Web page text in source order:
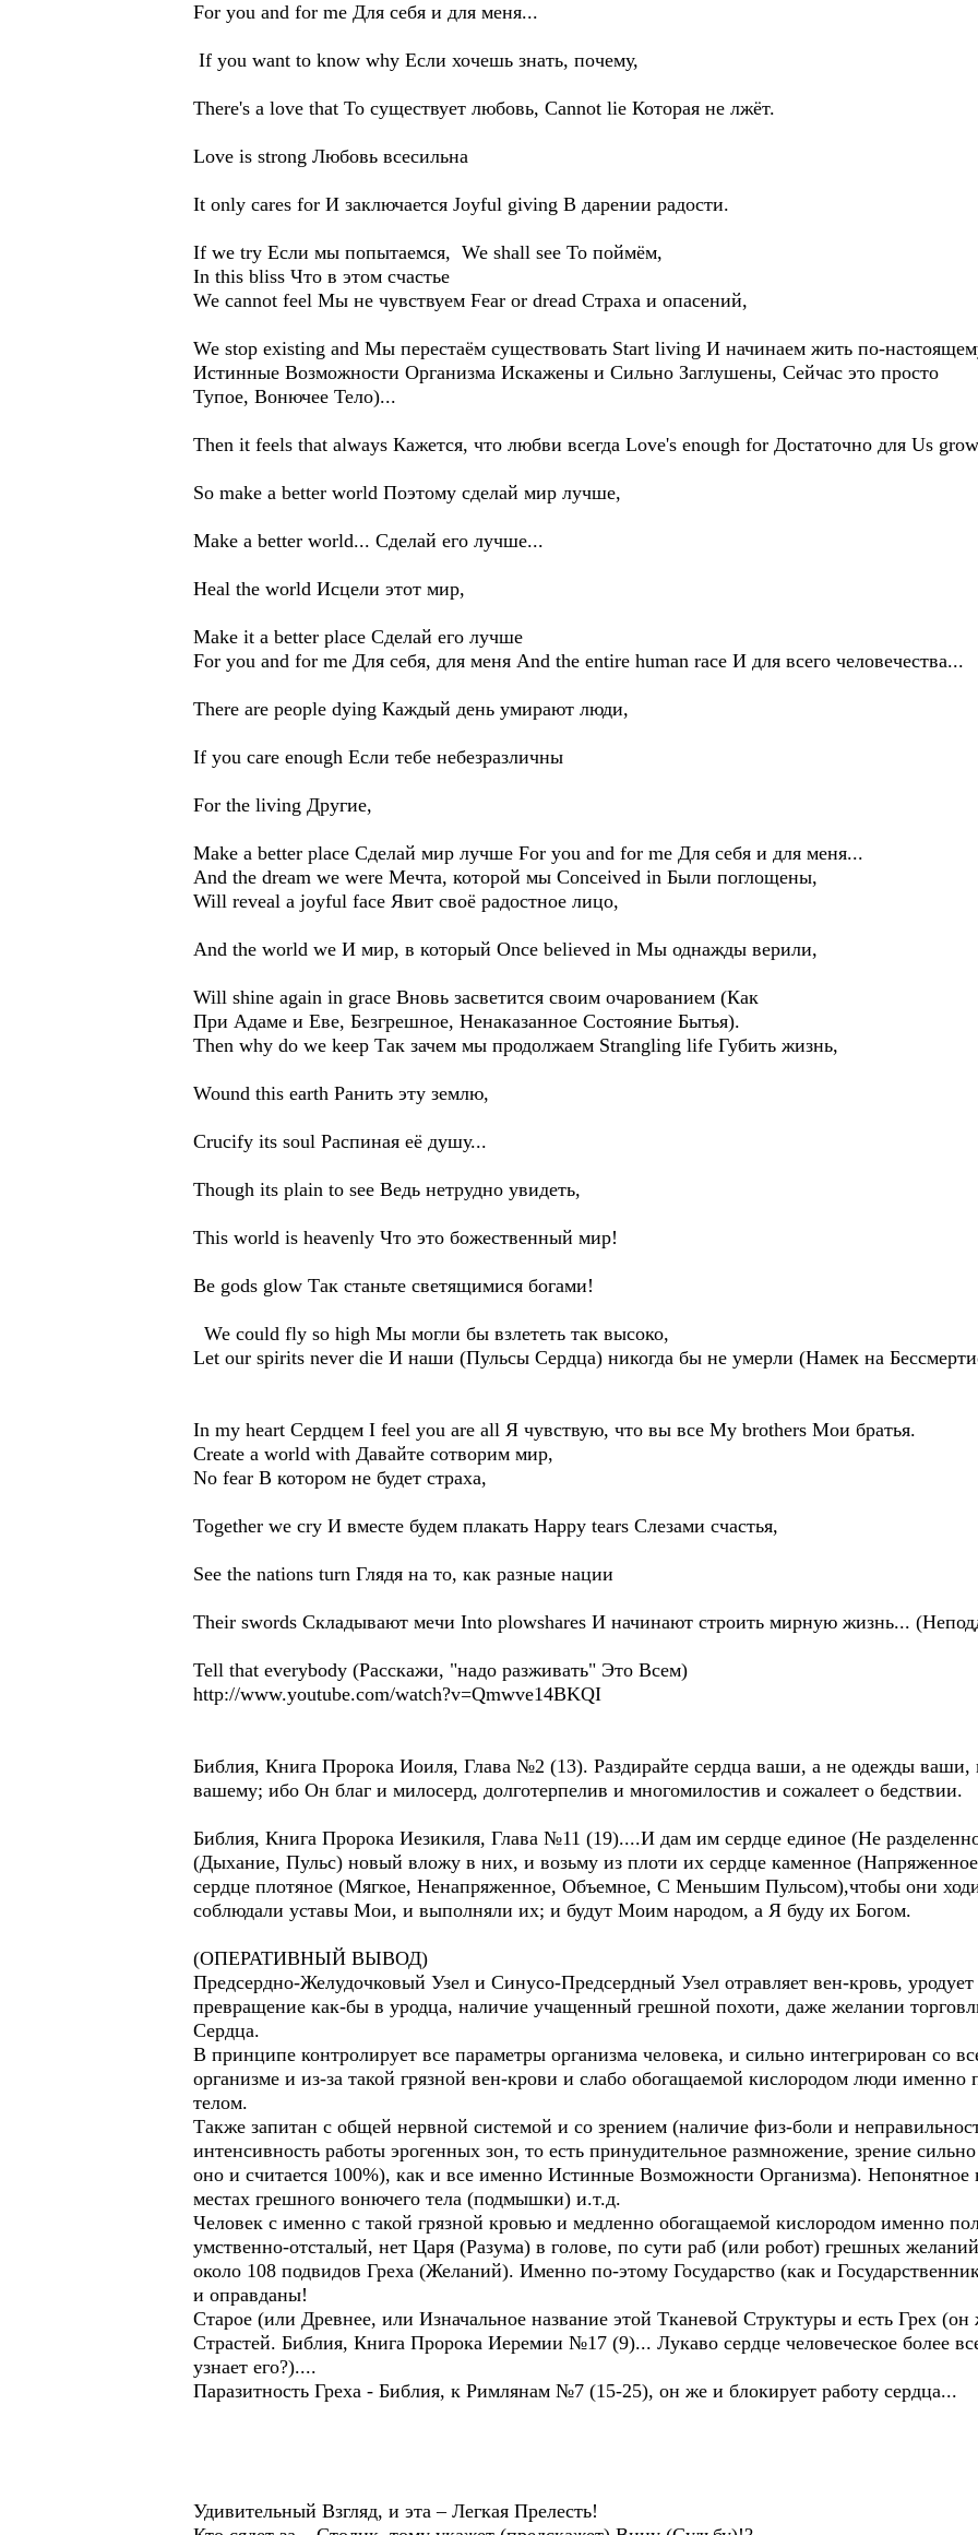
For you and for me Для себя и для меня...
If you want to know why Если хочешь знать, почему,
There's a love that То существует любовь, Cannot lie Которая не лжёт.
Love is strong Любовь всесильна
It only cares for И заключается Joyful giving В дарении радости.
If we try Если мы попытаемся, We shall see То поймём,
In this bliss Что в этом счастье
We cannot feel Мы не чувствуем Fear or dread Страха и опасений,
We stop existing and Мы перестаём существовать Start living И начинаем жить по-
Истинные Возможности Организма Искажены и Сильно Заглушены, Сейчас это просто
Тупое, Вонючее Тело)...
Then it feels that always Кажется, что любви всегда Love's enough for Достаточно для Us
So make a better world Поэтому сделай мир лучше,
Make a better world... Сделай его лучше...
Heal the world Исцели этот мир,
Make it a better place Сделай его лучше
For you and for me Для себя, для меня And the entire human race И для всего человечества...
There are people dying Каждый день умирают люди,
If you care enough Если тебе небезразличны
For the living Другие,
Make a better place Сделай мир лучше For you and for me Для себя и для меня...
And the dream we were Мечта, которой мы Conceived in Были поглощены,
Will reveal a joyful face Явит своё радостное лицо,
And the world we И мир, в который Once believed in Мы однажды верили,
Will shine again in grace Вновь засветится своим очарованием (Как
При Адаме и Еве, Безгрешное, Ненаказанное Состояние Бытья).
Then why do we keep Так зачем мы продолжаем Strangling life Губить жизнь,
Wound this earth Ранить эту землю,
Crucify its soul Распиная её душу...
Though its plain to see Ведь нетрудно увидеть,
This world is heavenly Что это божественный мир!
Be gods glow Так станьте светящимися богами!
We could fly so high Мы могли бы взлететь так высоко,
Let our spirits never die И наши (Пульсы Сердца) никогда бы не умерли (Намек на
In my heart Сердцем I feel you are all Я чувствую, что вы все My brothers Мои братья.
Create a world with Давайте сотворим мир,
No fear В котором не будет страха,
Together we cry И вместе будем плакать Happy tears Слезами счастья,
See the nations turn Глядя на то, как разные нации
Their swords Складывают мечи Into plowshares И начинают строить мирную жизнь...
Tell that everybody (Расскажи, "надо разживать" Это Всем)
http://www.youtube.com/watch?v=Qmwve14BKQI
Библия, Книга Пророка Иоиля, Глава №2 (13). Раздирайте сердца ваши, а не одежды ваши,
вашему; ибо Он благ и милосерд, долготерпелив и многомилостив и сожалеет о бедствии.
Библия, Книга Пророка Иезикиля, Глава №11 (19)....И дам им сердце единое (Не
(Дыхание, Пульс) новый вложу в них, и возьму из плоти их сердце каменное
сердце плотяное (Мягкое, Ненапряженное, Объемное, С Меньшим Пульсом),чтобы они
соблюдали уставы Мои, и выполняли их; и будут Моим народом, а Я буду их Богом.
(ОПЕРАТИВНЫЙ ВЫВОД)
Предсердно-Желудочковый Узел и Синусо-Предсердный Узел отравляет вен-кровь, уродует
превращение как-бы в уродца, наличие учащенный грешной похоти, даже желании
Сердца.
В принципе контролирует все параметры организма человека, и сильно интегрирован со
организме и из-за такой грязной вен-крови и слабо обогащаемой кислородом люди
телом.
Также запитан с общей нервной системой и со зрением (наличие физ-боли и
интенсивность работы эрогенных зон, то есть принудительное размножение, зрение
оно и считается 100%), как и все именно Истинные Возможности Организма). Непонятное
местах грешного вонючего тела (подмышки) и.т.д.
Человек с именно с такой грязной кровью и медленно обогащаемой кислородом именно
умственно-отсталый, нет Царя (Разума) в голове, по сути раб (или робот) грешных
около 108 подвидов Греха (Желаний). Именно по-этому Государство (как и
и оправданы!
Старое (или Древнее, или Изначальное название этой Тканевой Структуры и есть Грех
Страстей. Библия, Книга Пророка Иеремии №17 (9)... Лукаво сердце человеческое более
узнает его?)....
Паразитность Греха - Библия, к Римлянам №7 (15-25), он же и блокирует работу сердца...
Удивительный Взгляд, и эта – Легкая Прелесть!